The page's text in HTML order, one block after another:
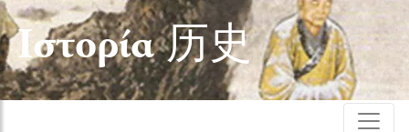
Iστορία 历史